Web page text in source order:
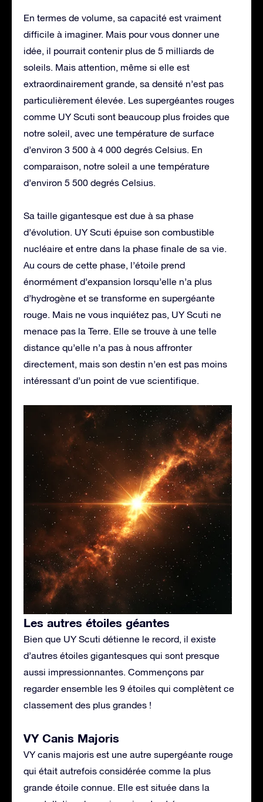
En termes de volume, sa capacité est vraiment
difficile à imaginer. Mais pour vous donner une
idée, il pourrait contenir plus de 5 milliards de
soleils. Mais attention, même si elle est
extraordinairement grande, sa densité n’est pas
particulièrement élevée. Les supergéantes rouges
comme UY Scuti sont beaucoup plus froides que
notre soleil, avec une température de surface
d’environ 3 500 à 4 000 degrés Celsius. En
comparaison, notre soleil a une température
d’environ 5 500 degrés Celsius.
Sa taille gigantesque est due à sa phase
d’évolution. UY Scuti épuise son combustible
nucléaire et entre dans la phase finale de sa vie.
Au cours de cette phase, l’étoile prend
énormément d’expansion lorsqu’elle n’a plus
d’hydrogène et se transforme en supergéante
rouge. Mais ne vous inquiétez pas, UY Scuti ne
menace pas la Terre. Elle se trouve à une telle
distance qu’elle n’a pas à nous affronter
directement, mais son destin n’en est pas moins
intéressant d’un point de vue scientifique.
Les autres étoiles géantes
Bien que UY Scuti détienne le record, il existe
d’autres étoiles gigantesques qui sont presque
aussi impressionnantes. Commençons par
regarder ensemble les 9 étoiles qui complètent ce
classement des plus grandes !
VY Canis Majoris
VY canis majoris est une autre supergéante rouge
qui était autrefois considérée comme la plus
grande étoile connue. Elle est située dans la